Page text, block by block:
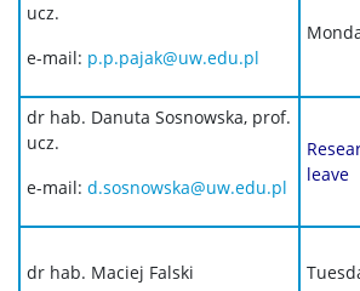
ucz.
e-mail: p.p.pajak@uw.edu.pl
dr hab. Danuta Sosnowska, prof.
ucz.
e-mail: d.sosnowska@uw.edu.pl
leave
dr hab. Maciej Falski